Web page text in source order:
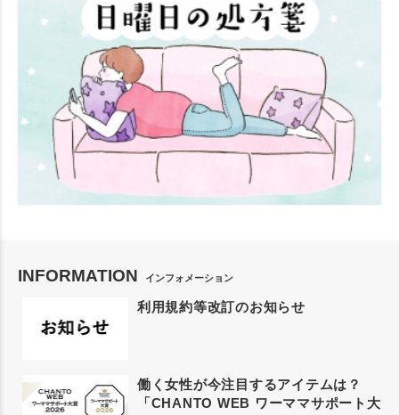
INFORMATION インフォメーション
利用規約等改訂のお知らせ
働く女性が今注目するアイテムは？
「CHANTO WEB ワーママサポート大